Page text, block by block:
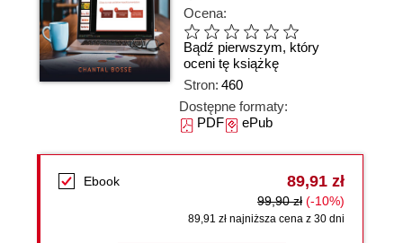
Ocena:
Bądź pierwszym, który
oceni tę książkę
Stron: 460
Dostępne formaty:
PDFePub
Ebook 89,91 zł
99,90 zł (-10%)
89,91 zł najniższa cena z 30 dni